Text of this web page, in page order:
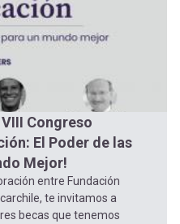
Congreso
El Poder de las
Mejor!
entre Fundación
te invitamos a
becas que tenemos